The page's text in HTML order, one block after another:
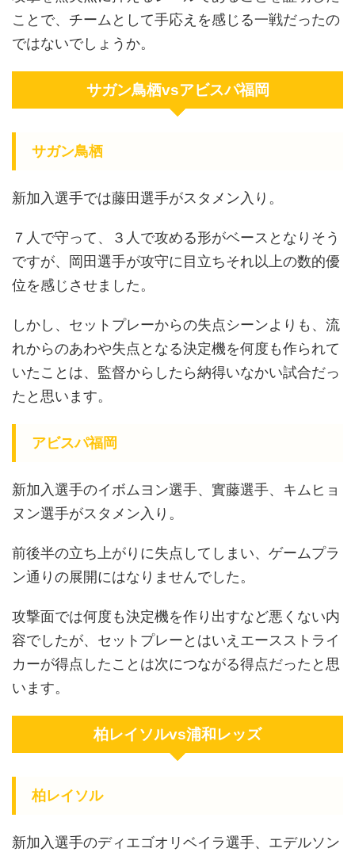
ことで、チームとして手応えを感じる一戦だったの
ではないでしょうか。
サガン鳥栖vsアビスパ福岡
サガン鳥栖
新加入選手では藤田選手がスタメン入り。
７人で守って、３人で攻める形がベースとなりそう
ですが、岡田選手が攻守に目立ちそれ以上の数的優
位を感じさせました。
しかし、セットプレーからの失点シーンよりも、流
れからのあわや失点となる決定機を何度も作られて
いたことは、監督からしたら納得いなかい試合だっ
たと思います。
アビスパ福岡
新加入選手のイボムヨン選手、實藤選手、キムヒョ
ヌン選手がスタメン入り。
前後半の立ち上がりに失点してしまい、ゲームプラ
ン通りの展開にはなりませんでした。
攻撃面では何度も決定機を作り出すなど悪くない内
容でしたが、セットプレーとはいえエースストライ
カーが得点したことは次につながる得点だったと思
います。
柏レイソルvs浦和レッズ
柏レイソル
新加入選手のディエゴオリベイラ選手、エデルソン